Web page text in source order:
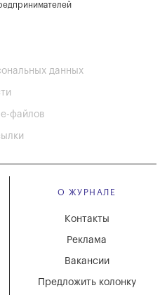
данных
файлов
О ЖУРНАЛЕ
Вакансии
Реклама
Контакты
Предложить колонку